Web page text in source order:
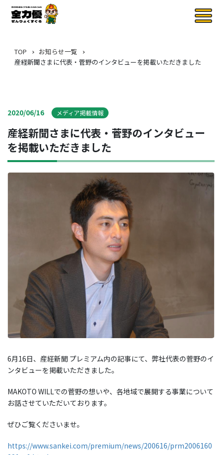
TOP
お知らせ一覧
産経新聞さまに代表・菅野のインタビューを掲載いただきました
2020/06/16 メディア掲載情報
産経新聞さまに代表・菅野のインタビュー
を掲載いただきました
6月16日、産経新聞 プレミアム内の記事にて、弊社代表の菅野のイ
ンタビューを掲載いただきました。
MAKOTO WILLでの菅野の想いや、各地域で展開する事業について
お話させていただいております。
ぜひご覧くださいませ。
https://www.sankei.com/premium/news/200616/prm2006160